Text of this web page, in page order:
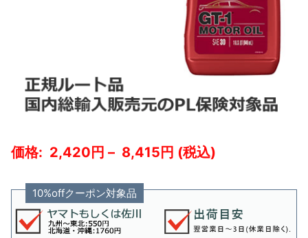
2,420 – 8,415
10%offクーポン対象品